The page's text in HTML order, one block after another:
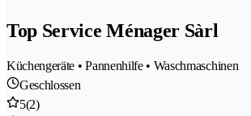
Top Service Ménager Sàrl
Küchengeräte • Pannenhilfe • Waschmaschinen
Geschlossen
5(2)